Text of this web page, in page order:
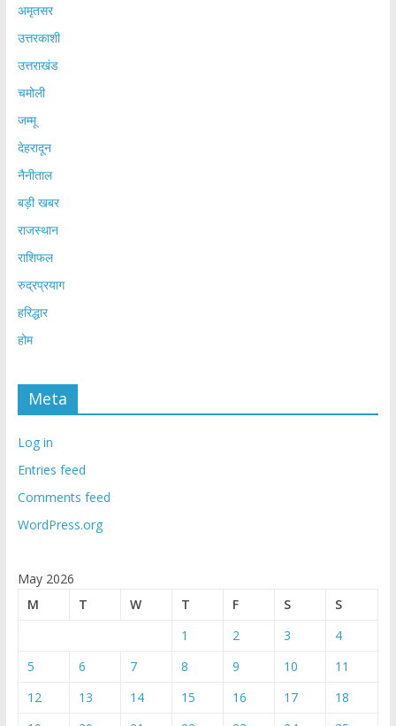
अमृतसर
उत्तरकाशी
उत्तराखंड
चमोली
जम्मू
देहरादून
नैनीताल
बड़ी खबर
राजस्थान
राशिफल
रुद्रप्रयाग
हरिद्धार
होम
Meta
Log in
Entries feed
Comments feed
WordPress.org
May 2026
M
T W T F S
S
1
2 3
4
5
6 7 8 9 10
11
12
13 14 15 16 17
18